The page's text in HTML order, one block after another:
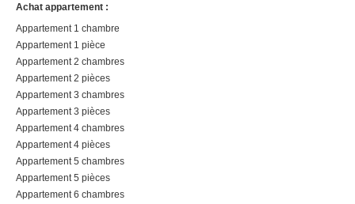
Achat appartement :
Appartement 1 chambre
Appartement 1 pièce
Appartement 2 chambres
Appartement 2 pièces
Appartement 3 chambres
Appartement 3 pièces
Appartement 4 chambres
Appartement 4 pièces
Appartement 5 chambres
Appartement 5 pièces
Appartement 6 chambres